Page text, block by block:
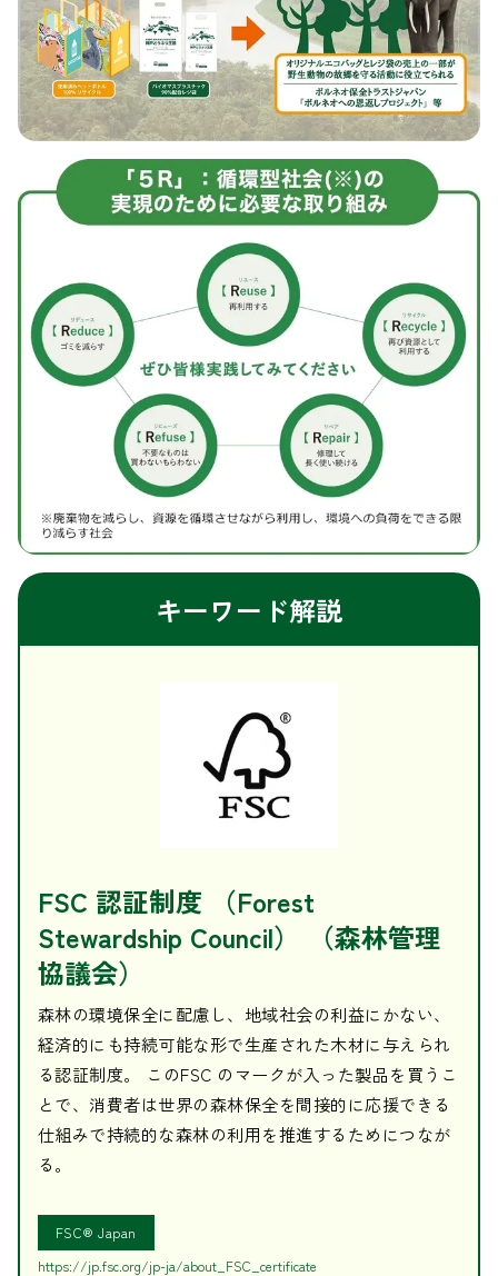
キーワード解説
FSC 認証制度 （Forest
Stewardship Council） （森林管理
協議会）
森林の環境保全に配慮し、地域社会の利益にかない、
経済的にも持続可能な形で生産された木材に与えられ
る認証制度。 このFSC のマークが入った製品を買うこ
とで、消費者は世界の森林保全を間接的に応援できる
仕組みで持続的な森林の利用を推進するためにつなが
る。
FSC® Japan
https://jp.fsc.org/jp-ja/about_FSC_certificate